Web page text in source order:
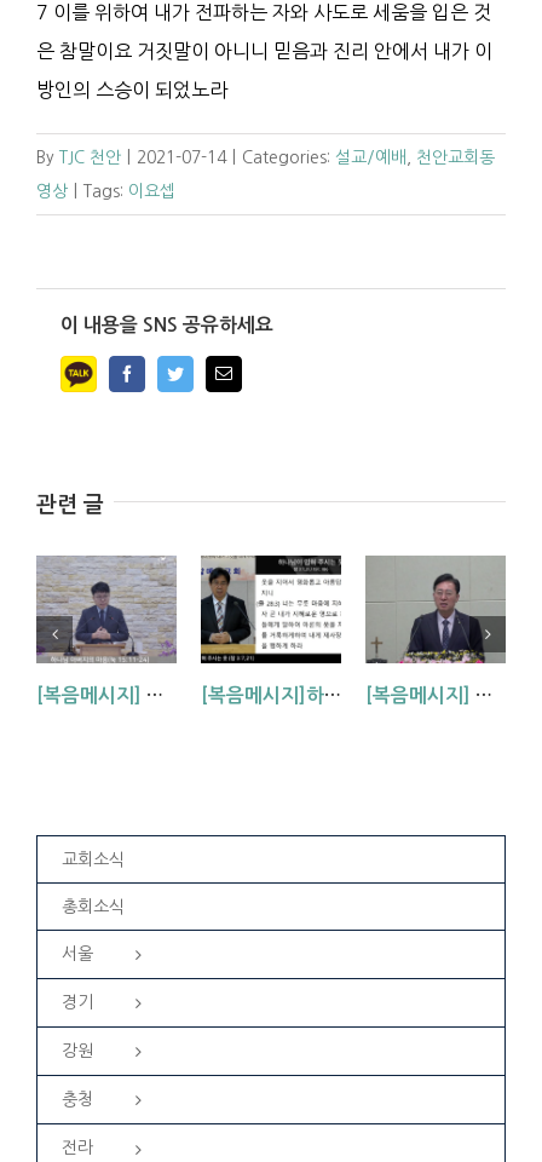
7 이를 위하여 내가 전파하는 자와 사도로 세움을 입은 것
은 참말이요 거짓말이 아니니 믿음과 진리 안에서 내가 이
방인의 스승이 되었노라
By TJC 천안 2021-07-14 Categories: 설교/예배
천안교회동
영상
Tags: 이요셉
이 내용을 SNS 공유하세요
FacebookTwitterEmail
관련 글
[복음메시지] 하나님 아버지의 마음 (눅15:11~24) [복음메시지]하나님이 입혀주시는 옷 (창 3:7,21) [복음메시지] 엘리야 때(사도시대)처럼 (왕하 2:1-14)
교회소식
총회소식
서울
경기
강원
충청
전라